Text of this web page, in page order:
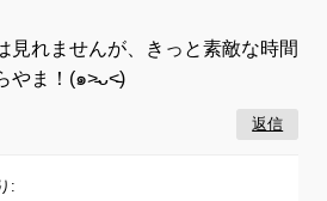
見れませんが、きっと素敵な時間
やま！(๑˃̵ᴗ˂̵)
返信
: